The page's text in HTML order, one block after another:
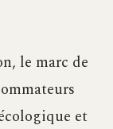
le marc de
et